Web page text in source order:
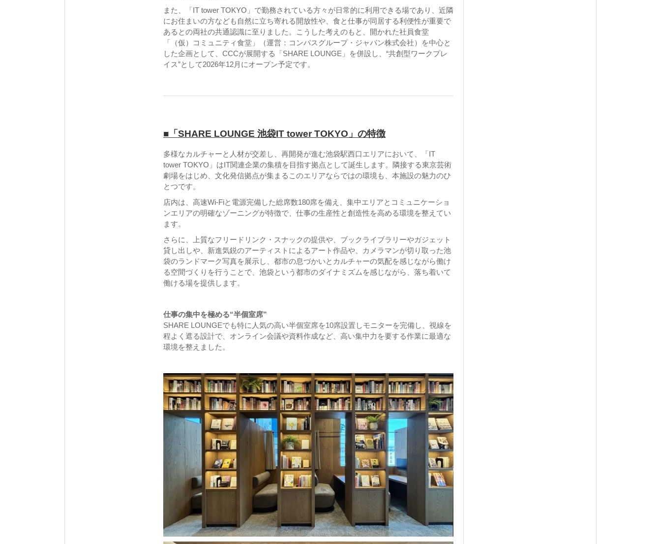
また、「IT tower TOKYO」で勤務されている方々が日常的に利用できる場であり、近隣
にお住まいの方なども自然に立ち寄れる開放性や、食と仕事が同居する利便性が重要で
あるとの両社の共通認識に至りました。こうした考えのもと、開かれた社員食堂
「（仮）コミュニティ食堂」（運営：コンパスグループ・ジャパン株式会社）を中心と
した企画として、CCCが展開する「SHARE LOUNGE」を併設し、“共創型ワークプレ
イス”として2026年12月にオープン予定です。
■「SHARE LOUNGE 池袋IT tower TOKYO」の特徴
多様なカルチャーと人材が交差し、再開発が進む池袋駅西口エリアにおいて、「IT
tower TOKYO」はIT関連企業の集積を目指す拠点として誕生します。隣接する東京芸術
劇場をはじめ、文化発信拠点が集まるこのエリアならではの環境も、本施設の魅力のひ
とつです。
店内は、高速Wi-Fiと電源完備した総席数180席を備え、集中エリアとコミュニケーショ
ンエリアの明確なゾーニングが特徴で、仕事の生産性と創造性を高める環境を整えてい
ます。
さらに、上質なフリードリンク・スナックの提供や、ブックライブラリーやガジェット
貸し出しや、新進気鋭のアーティストによるアート作品や、カメラマンが切り取った池
袋のランドマーク写真を展示し、都市の息づかいとカルチャーの気配を感じながら働け
る空間づくりを行うことで、池袋という都市のダイナミズムを感じながら、落ち着いて
働ける場を提供します。
仕事の集中を極める“半個室席”
SHARE LOUNGEでも特に人気の高い半個室席を10席設置しモニターを完備し、視線を
程よく遮る設計で、オンライン会議や資料作成など、高い集中力を要する作業に最適な
環境を整えました。